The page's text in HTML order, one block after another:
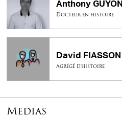
Anthony GUYON
Docteur en histoire
David FIASSON
Agrégé d'histoire
Medias